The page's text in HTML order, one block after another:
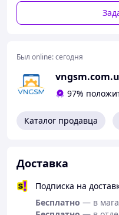
привлекательным
Рекомендуем
инструменты,
магазине VNGSM
Был online:сегодня
97%
Каталог продавца
Доставка
Подписка на
Бесплатно — в